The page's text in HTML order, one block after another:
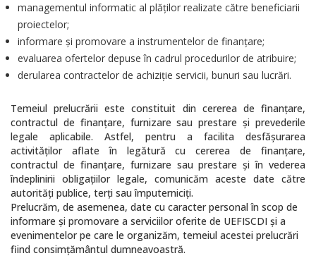
managementul informatic al plăților realizate către beneficiarii
proiectelor;
informare și promovare a instrumentelor de finanțare;
evaluarea ofertelor depuse în cadrul procedurilor de atribuire;
derularea contractelor de achiziție servicii, bunuri sau lucrări.
Temeiul prelucrării este constituit din cererea de finanțare,
contractul de finanțare, furnizare sau prestare și prevederile
legale aplicabile. Astfel, pentru a facilita desfășurarea
activităților aflate în legătură cu cererea de finanțare,
contractul de finanțare, furnizare sau prestare și în vederea
îndeplinirii obligațiilor legale, comunicăm aceste date către
autorități publice, terți sau împuterniciți.
Prelucrăm, de asemenea, date cu caracter personal în scop de
informare și promovare a serviciilor oferite de UEFISCDI și a
evenimentelor pe care le organizăm, temeiul acestei prelucrări
fiind consimțământul dumneavoastră.